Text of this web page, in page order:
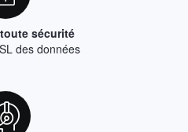
sécurité
des données